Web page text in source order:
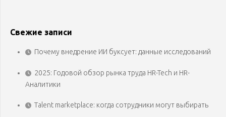
Свежие записи
Почему внедрение ИИ буксует: данные исследований
2025: Годовой обзор рынка труда HR-Tech и HR-
Аналитики
Talent marketplace: когда сотрудники могут выбирать